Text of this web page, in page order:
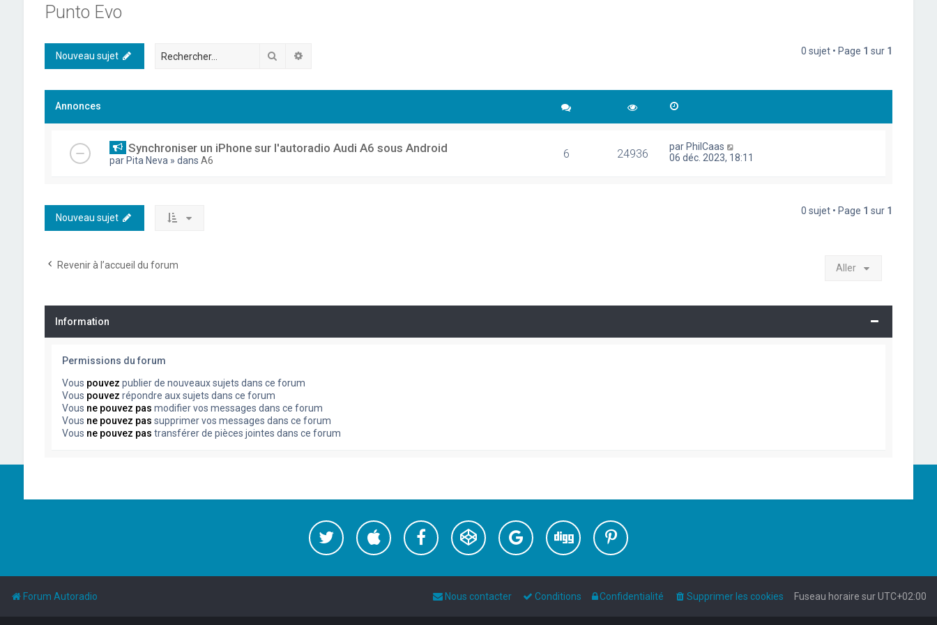
Punto Evo
Nouveau sujet Rechercher 0 sujet • Page 1 sur 1
Annonces
Synchroniser un iPhone sur l'autoradio Audi A6 sous Android
par Pita Neva » dans A6 6 24936 par PhilCaas
06 déc. 2023, 18:11
Nouveau sujet
0 sujet • Page 1 sur 1
Revenir à l’accueil du forum Aller
Information
Permissions du forum
Vous pouvez publier de nouveaux sujets dans ce forum
Vous pouvez répondre aux sujets dans ce forum
Vous ne pouvez pas modifier vos messages dans ce forum
Vous ne pouvez pas supprimer vos messages dans ce forum
Vous ne pouvez pas transférer de pièces jointes dans ce forum
Forum Autoradio Fuseau horaire surUTC+02:00
Supprimer les cookies
Confidentialité
Conditions
Nous contacter